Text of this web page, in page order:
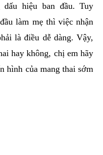
dấu hiệu ban đầu. Tuy
làm mẹ thì việc nhận
là điều dễ dàng. Vậy,
hay không, chị em hãy
hình của mang thai sớm